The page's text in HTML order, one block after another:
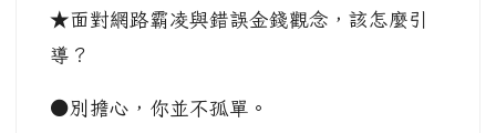
★面對網路霸凌與錯誤金錢觀念，該怎麼引
導？
●別擔心，你並不孤單。